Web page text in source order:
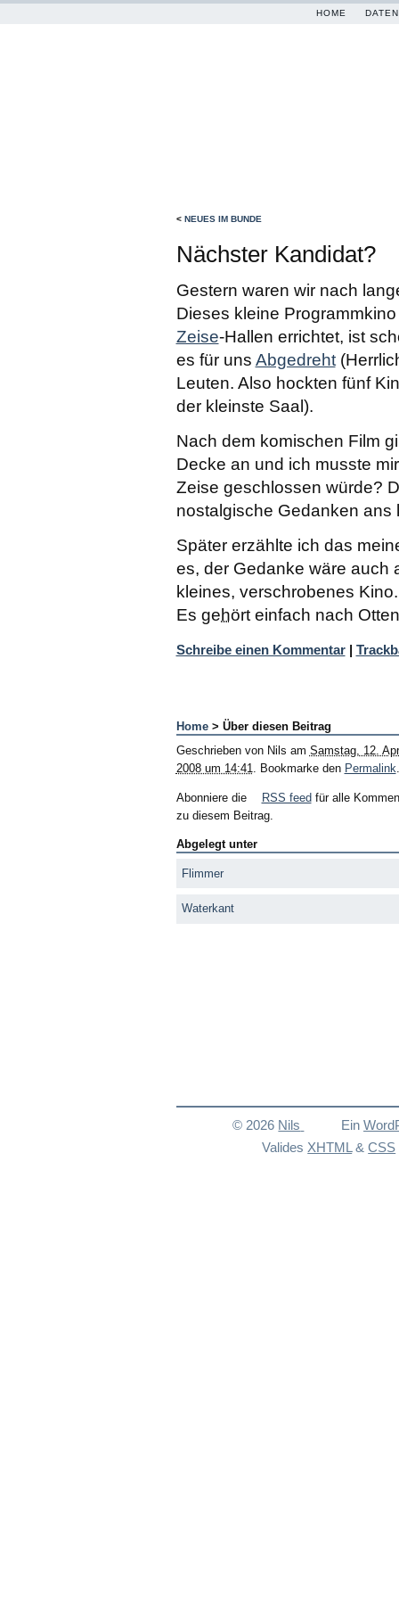
HOME
< NEUES IM BUNDE
Nächster Kandidat?
Gestern waren wir nach
Dieses kleine
Zeise-Hallen errichtet, ist
es für uns Abgedreht
Leuten. Also hockten fünf
der kleinste Saal).
Nach dem komischen Film
Decke an und ich musste
Zeise geschlossen würde?
nostalgische Gedanken
Später erzählte ich das
es, der Gedanke wäre auch
kleines, verschrobenes
Es gehört einfach nach
Schreibe einen Kommentar |
Home> Über diesen Beitrag
Geschrieben von Nils am Samstag, 12.
2008 um 14:41
. Bookmarke den Permalink
Abonniere die RSS feed für alle
zu diesem Beitrag.
Abgelegt unter
Flimmer
Waterkant
© 2026 Nils Ein
Valides XHTML &CSS